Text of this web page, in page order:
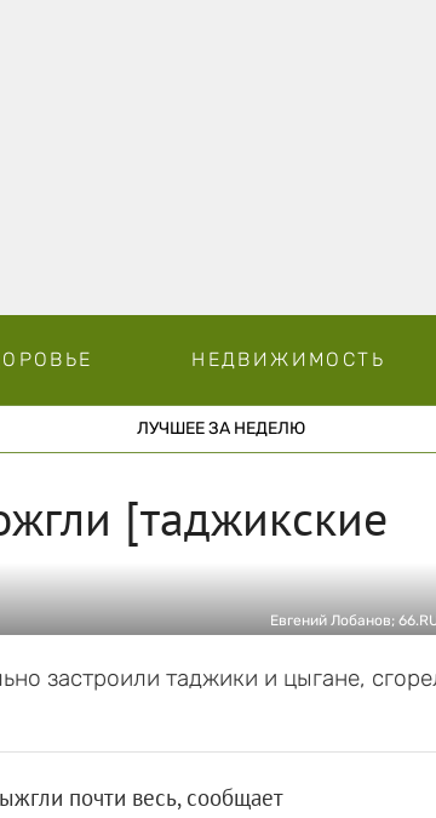
НЕДВИЖИМОСТЬ
ЛУЧШЕЕ ЗА НЕДЕЛЮ
[таджикские
Евгений Лобанов;
застроили таджики и цыгане,
почти весь, сообщает